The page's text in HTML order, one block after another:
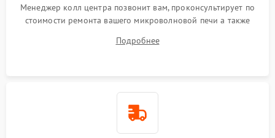
Менеджер колл центра позвонит вам, проконсультирует по
стоимости ремонта вашего микроволновой печи а также
Подробнее